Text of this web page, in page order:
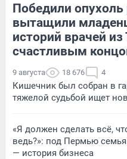
Победили
вытащили
историй врачей
счастливым
9 августа 18 676 4
Кишечник был собран в
тяжелой судьбой ищет
«Я должен сделать всё,
ведь?»: под Пермью
— история бизнеса